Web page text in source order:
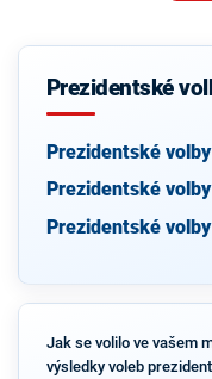
Prezidentské
Prezidentské
Prezidentské
Prezidentské
Jak se volilo ve vašem
výsledky voleb